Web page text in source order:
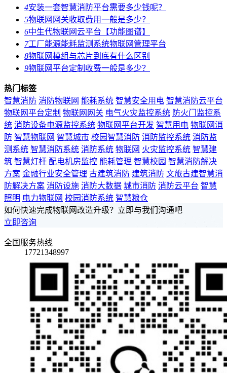
4安装一套智慧消防平台需要多少钱呢？
5物联网网关收取费用一般是多少？
6中生代物联网云平台【功能图谱】
7工厂能源能耗监测系统物联网管理平台
8物联网模组与芯片到底有什么区别
9物联网平台定制收费一般是多少？
热门标签
智慧消防 消防物联网 能耗系统 智慧安全用电 智慧消防云平台
物联网平台定制 物联网网关 电气火灾监控系统 防火门监控系
统 消防设备电源监控系统 物联网平台开发 智慧用电 物联网消
防 智慧物联网 智慧城市 校园智慧消防 消防监控系统 消防监
测系统 智慧消防系统 消防系统 物联网 火灾监控系统 智慧建
筑 智慧灯杆 配电机房监控 能耗管理 智慧校园 智慧消防解决
方案 金融行业安全管理 古建筑消防 建筑消防 文旅古建智慧消
防解决方案 消防设施 消防大数据 城市消防 消防云平台 智慧
照明 电力物联网 校园消防系统 智慧粮仓
如何快速完成物联网改造升级？立即与我们沟通吧
立即咨询
全国服务热线
17721348997